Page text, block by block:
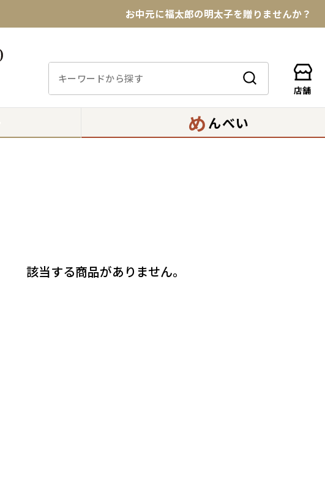
お中元に福太郎の明太子を贈りませんか？
【色々な味を試したい方へ】ポストイン！めんべい
送料全国一律770円！10,800円以上で送料無料
店舗
め んべい
該当する商品がありません。